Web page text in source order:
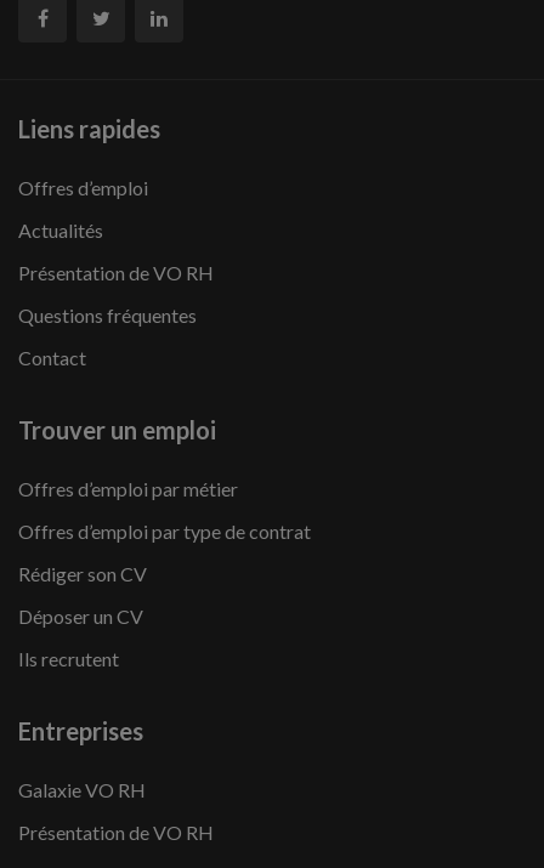
Liens rapides
Offres d’emploi
Actualités
Présentation de VO RH
Questions fréquentes
Contact
Trouver un emploi
Offres d’emploi par métier
Offres d’emploi par type de contrat
Rédiger son CV
Déposer un CV
Ils recrutent
Entreprises
Galaxie VO RH
Présentation de VO RH